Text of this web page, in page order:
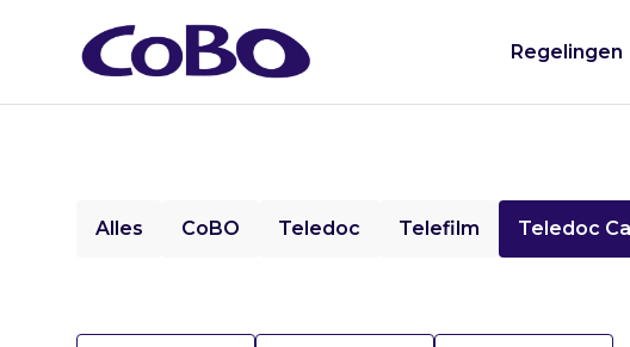
Regelingen
Alles CoBO Teledoc Telefilm Teledoc